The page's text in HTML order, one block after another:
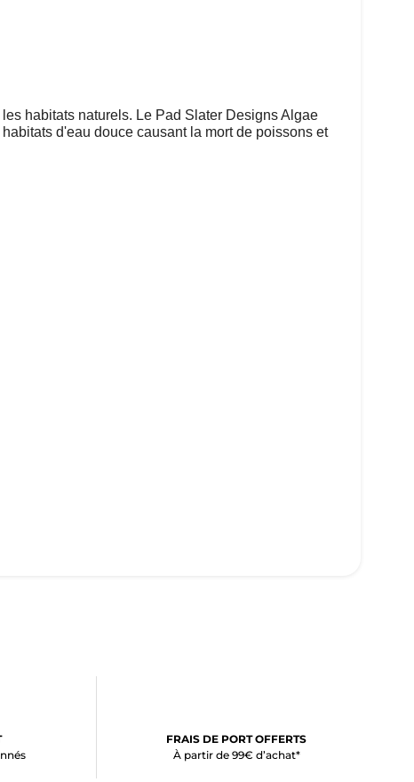
habitats naturels. Le Pad Slater Designs Algae
d'eau douce causant la mort de poissons et
FRAIS DE PORT OFFERTS
À partir de 99€ d’achat*